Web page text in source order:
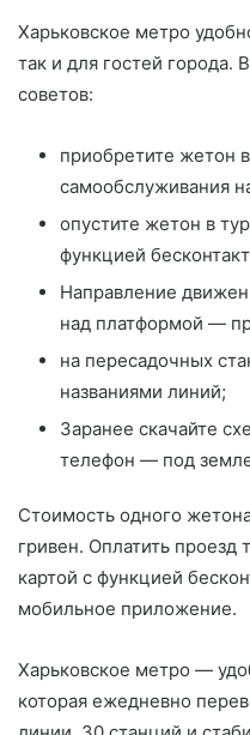
Харьковское метро
так и для гостей города.
советов:
приобретите жетон
самообслуживания
опустите жетон в
функцией
Направление
над платформой —
на пересадочных
названиями линий;
Заранее скачайте
телефон — под
Стоимость одного
гривен. Оплатить
картой с функцией
мобильное приложение.
Харьковское метро —
которая ежедневно